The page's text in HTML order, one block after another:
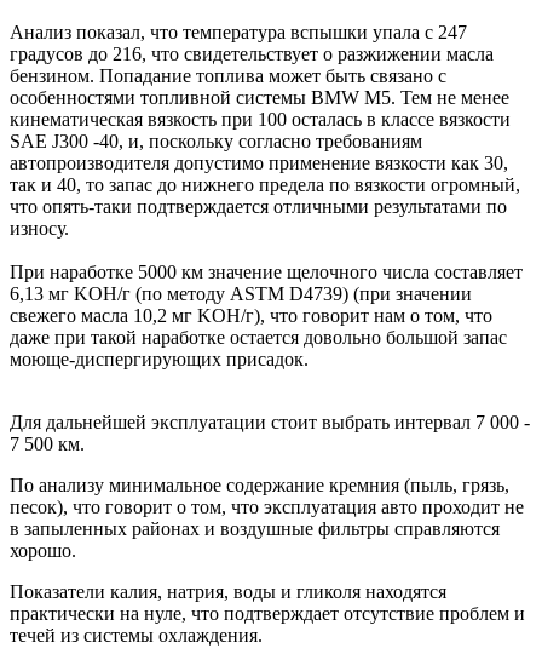
Анализ показал, что температура вспышки упала с 247
градусов до 216, что свидетельствует о разжижении масла
бензином. Попадание топлива может быть связано с
особенностями топливной системы BMW M5. Тем не менее
кинематическая вязкость при 100 осталась в классе вязкости
SAE J300 -40, и, поскольку согласно требованиям
автопроизводителя допустимо применение вязкости как 30,
так и 40, то запас до нижнего предела по вязкости огромный,
что опять-таки подтверждается отличными результатами по
износу.
При наработке 5000 км значение щелочного числа составляет
6,13 мг KOH/г (по методу ASTM D4739) (при значении
свежего масла 10,2 мг KOH/г), что говорит нам о том, что
даже при такой наработке остается довольно большой запас
моюще-диспергирующих присадок.
Для дальнейшей эксплуатации стоит выбрать интервал 7 000 -
7 500 км.
По анализу минимальное содержание кремния (пыль, грязь,
песок), что говорит о том, что эксплуатация авто проходит не
в запыленных районах и воздушные фильтры справляются
хорошо.
Показатели калия, натрия, воды и гликоля находятся
практически на нуле, что подтверждает отсутствие проблем и
течей из системы охлаждения.